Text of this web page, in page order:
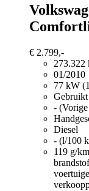
€ 2.799,-
273.322
01/2010
77 kW
Gebruikt
-
Diesel
- (l/100
119 g/